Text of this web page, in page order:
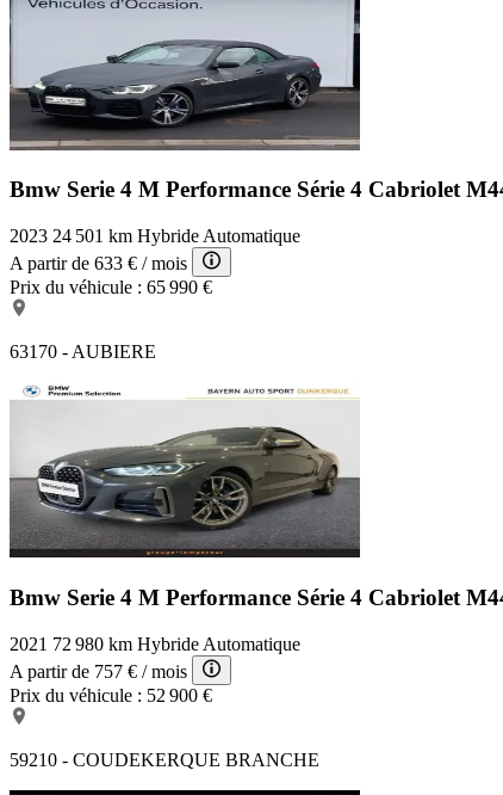
Bmw Serie 4 M Performance Série 4 Cabriolet
2023 24 501 km Hybride Automatique
A partir de 633 € / mois
Prix du véhicule : 65 990 €
63170 - AUBIERE
Bmw Serie 4 M Performance Série 4 Cabriolet
2021 72 980 km Hybride Automatique
A partir de 757 € / mois
Prix du véhicule : 52 900 €
59210 - COUDEKERQUE BRANCHE